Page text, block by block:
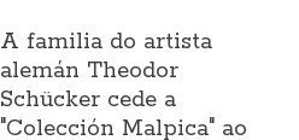
A familia do artista
alemán Theodor
Schücker cede a
"Colección Malpica" ao